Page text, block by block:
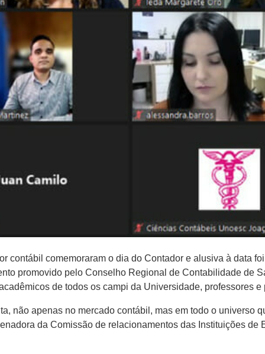
contábil comemoraram o dia do Contador e alusiva à data
promovido pelo Conselho Regional de Contabilidade de
de todos os campi da Universidade, professores
não apenas no mercado contábil, mas em todo o universo
da Comissão de relacionamentos das Instituições de